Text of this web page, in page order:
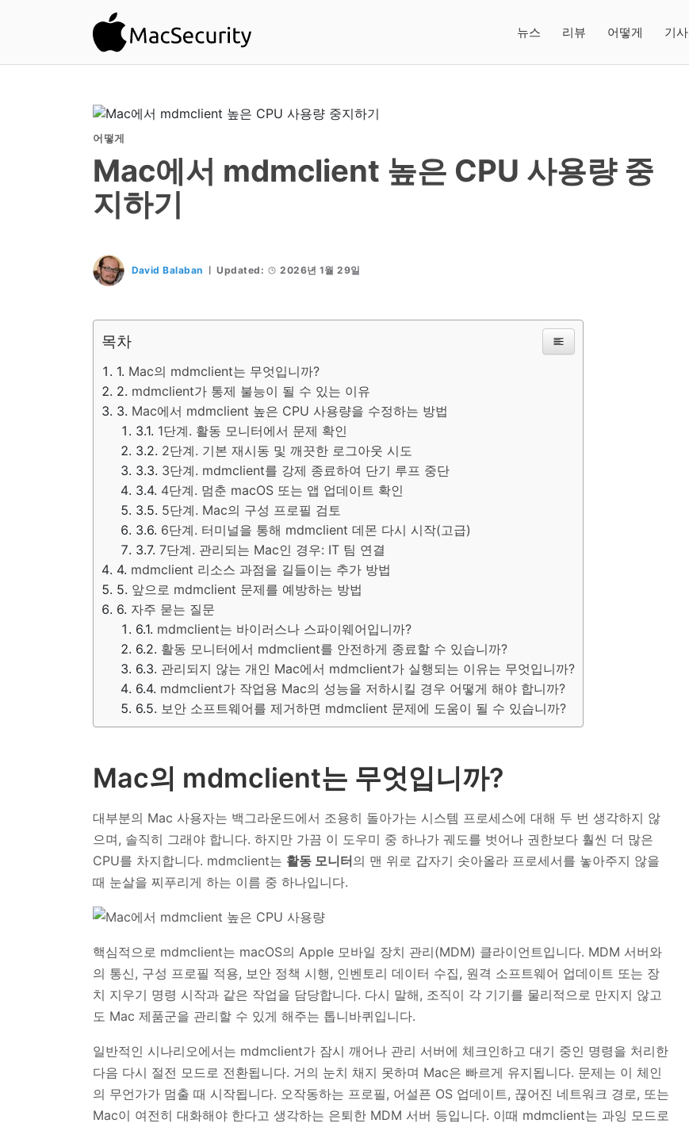
뉴스 리뷰 어떻게 기사
어떻게
Mac에서 mdmclient 높은 CPU 사용량 중
지하기
David Balaban Updated: 2026년 1월 29일
목차
Mac의 mdmclient는 무엇입니까?
mdmclient가 통제 불능이 될 수 있는 이유
Mac에서 mdmclient 높은 CPU 사용량을 수정하는 방법
1단계. 활동 모니터에서 문제 확인
2단계. 기본 재시동 및 깨끗한 로그아웃 시도
3단계. mdmclient를 강제 종료하여 단기 루프 중단
4단계. 멈춘 macOS 또는 앱 업데이트 확인
5단계. Mac의 구성 프로필 검토
6단계. 터미널을 통해 mdmclient 데몬 다시 시작(고급)
7단계. 관리되는 Mac인 경우: IT 팀 연결
mdmclient 리소스 과점을 길들이는 추가 방법
앞으로 mdmclient 문제를 예방하는 방법
자주 묻는 질문
mdmclient는 바이러스나 스파이웨어입니까?
활동 모니터에서 mdmclient를 안전하게 종료할 수 있습니까?
관리되지 않는 개인 Mac에서 mdmclient가 실행되는 이유는 무엇입니까?
mdmclient가 작업용 Mac의 성능을 저하시킬 경우 어떻게 해야 합니까?
보안 소프트웨어를 제거하면 mdmclient 문제에 도움이 될 수 있습니까?
Mac의 mdmclient는 무엇입니까?
대부분의 Mac 사용자는 백그라운드에서 조용히 돌아가는 시스템 프로세스에 대해 두 번 생각하지 않
으며, 솔직히 그래야 합니다. 하지만 가끔 이 도우미 중 하나가 궤도를 벗어나 권한보다 훨씬 더 많은
CPU를 차지합니다. mdmclient는 활동 모니터의 맨 위로 갑자기 솟아올라 프로세서를 놓아주지 않을
때 눈살을 찌푸리게 하는 이름 중 하나입니다.
핵심적으로 mdmclient는 macOS의 Apple 모바일 장치 관리(MDM) 클라이언트입니다. MDM 서버와
의 통신, 구성 프로필 적용, 보안 정책 시행, 인벤토리 데이터 수집, 원격 소프트웨어 업데이트 또는 장
치 지우기 명령 시작과 같은 작업을 담당합니다. 다시 말해, 조직이 각 기기를 물리적으로 만지지 않고
도 Mac 제품군을 관리할 수 있게 해주는 톱니바퀴입니다.
일반적인 시나리오에서는 mdmclient가 잠시 깨어나 관리 서버에 체크인하고 대기 중인 명령을 처리한
다음 다시 절전 모드로 전환됩니다. 거의 눈치 채지 못하며 Mac은 빠르게 유지됩니다. 문제는 이 체인
의 무언가가 멈출 때 시작됩니다. 오작동하는 프로필, 어설픈 OS 업데이트, 끊어진 네트워크 경로, 또는
Mac이 여전히 대화해야 한다고 생각하는 은퇴한 MDM 서버 등입니다. 이때 mdmclient는 과잉 모드로